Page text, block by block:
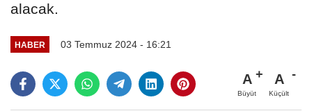
alacak.
HABER 03 Temmuz 2024 - 16:21
A
Büyüt
A
Küçült